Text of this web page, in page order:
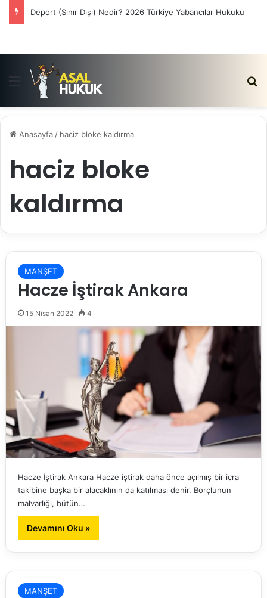
Deport (Sınır Dışı) Nedir? 2026 Türkiye Yabancılar Hukuku
Menü
Anasayfa / haciz bloke kaldırma
haciz bloke
kaldırma
MANŞET
Hacze İştirak Ankara
15 Nisan 2022 4
Hacze İştirak Ankara Hacze iştirak daha önce açılmış bir icra
takibine başka bir alacaklının da katılması denir. Borçlunun
malvarlığı, bütün…
Devamını Oku »
MANŞET